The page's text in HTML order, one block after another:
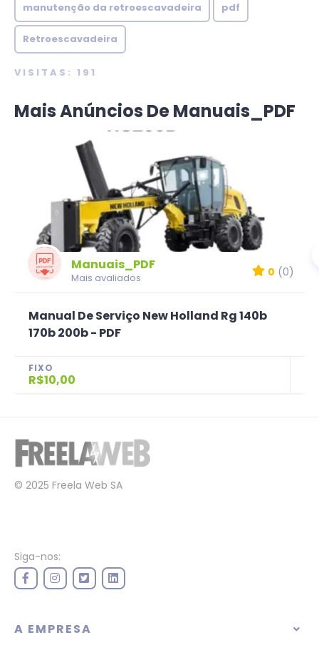
manutenção da retroescavadeira pdf
Retroescavadeira
VISITAS: 191
Mais Anúncios De Manuais_PDF
Manuais_PDF
Mais avaliados 0 (0)
Manual De Serviço New Holland Rg 140b
170b 200b - PDF
FIXO
R$10,00
© 2025 Freela Web SA
Siga-nos:
A EMPRESA